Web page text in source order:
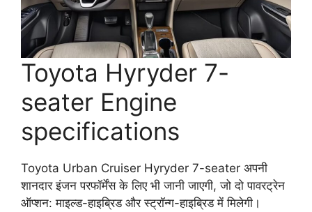
Toyota Hyryder 7-
seater Engine
specifications
Toyota Urban Cruiser Hyryder 7-seater अपनी
शानदार इंजन परफॉर्मेंस के लिए भी जानी जाएगी, जो दो पावरट्रेन
ऑप्शन: माइल्ड-हाइब्रिड और स्ट्रॉन्ग-हाइब्रिड में मिलेगी।